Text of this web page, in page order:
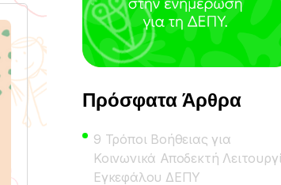
Πρόσφατα Άρθρα
9 Τρόποι Βοήθειας για
Κοινωνικά Αποδεκτή
Εγκεφάλου ΔΕΠΥ